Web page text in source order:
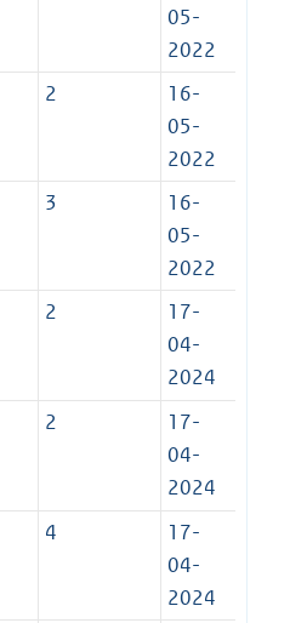
05-
2022
2
16-
05-
2022
3
16-
05-
2022
2
17-
04-
2024
2
17-
04-
2024
4
17-
04-
2024